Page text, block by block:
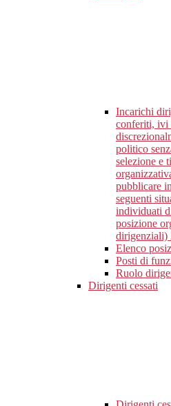
Incarichi
conferiti, ivi
politico
selezione e
pubblicare
seguenti
individuati
posizione
dirigenziali)
Elenco
Posti di
Ruolo
Dirigenti cessati